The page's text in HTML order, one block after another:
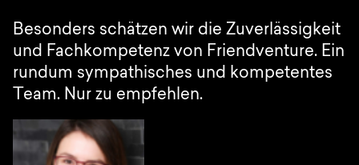
Besonders schätzen wir die Zuverlässigkeit
und Fachkompetenz von Friendventure. Ein
rundum sympathisches und kompetentes
Team. Nur zu empfehlen.